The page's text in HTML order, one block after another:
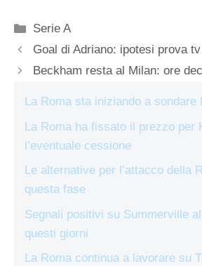
Categorie
Serie A
Goal di Adriano: ipotesi prova
Beckham resta al Milan: ore
La Roma sta iniziando a sondare
La Roma ha fissato il prezzo per
l’eventuale cessione
Le alternative per l’attacco della
questa fase
Segnali positivi su Summerville
questi giorni
La Roma continua a lavorare su